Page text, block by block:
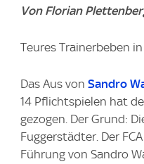
Von Florian
Teures Trainerbeben in
Das Aus von Sandro
14 Pflichtspielen hat
gezogen. Der Grund:
Fuggerstädter. Der
Führung von Sandro